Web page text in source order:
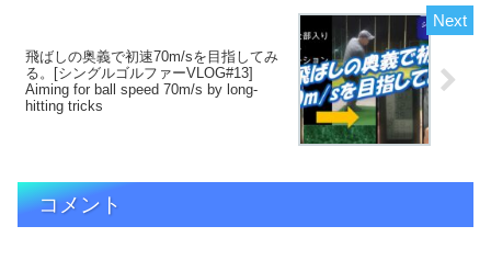
飛ばしの奥義で初速70m/sを目指してみ
る。[シングルゴルファーVLOG#13]
Aiming for ball speed 70m/s by long-
hitting tricks
コメント